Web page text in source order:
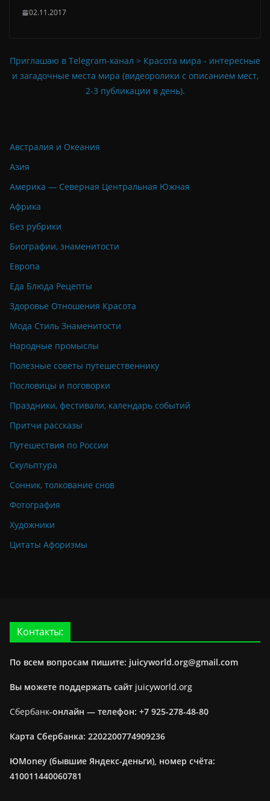
02.11.2017
Приглашаю в Telegram-канал > Красота мира - интересные
и загадочные места мира (видеоролики с описанием мест,
2-3 публикации в день).
Австралия и Океания
Азия
Америка — Северная Центральная Южная
Африка
Без рубрики
Биографии, знаменитости
Европа
Еда Блюда Рецепты
Здоровье Отношения Красота
Мода Стиль Знаменитости
Народные промыслы
Полезные советы путешественнику
Пословицы и поговорки
Праздники, фестивали, календарь событий
Притчи рассказы
Путешествия по России
Скульптура
Сонник, толкование снов
Фотография
Художники
Цитаты Афоризмы
Контакты:
По всем вопросам пишите: juicyworld.org@gmail.com
Вы можете поддержать сайт juicyworld.org
Сбербанк-онлайн — телефон: +7 925-278-48-80
Карта Сбербанка: 2202200774909236
ЮMoney (бывшие Яндекс-деньги), номер счёта:
410011440060781